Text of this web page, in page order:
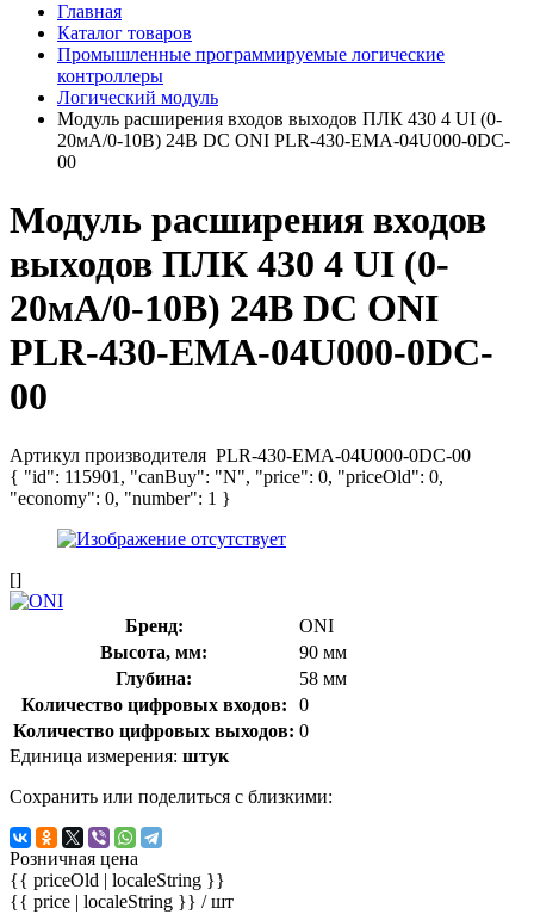
Главная
Каталог товаров
Промышленные программируемые логические
контроллеры
Логический модуль
Модуль расширения входов выходов ПЛК 430 4 UI (0-
20мА/0-10В) 24В DC ONI PLR-430-EMA-04U000-0DC-
00
Модуль расширения входов
выходов ПЛК 430 4 UI (0-
20мА/0-10В) 24В DC ONI
PLR-430-EMA-04U000-0DC-
00
Артикул производителя PLR-430-EMA-04U000-0DC-00
{ "id": 115901, "canBuy": "N", "price": 0, "priceOld": 0,
"economy": 0, "number": 1 }
[]
Бренд:
ONI
Высота, мм:
90 мм
Глубина:
58 мм
Количество цифровых входов:
0
Количество цифровых выходов: 0
Единица измерения: штук
Сохранить или поделиться с близкими:
Розничная цена
{{ priceOld | localeString }}
{{ price | localeString }} / шт